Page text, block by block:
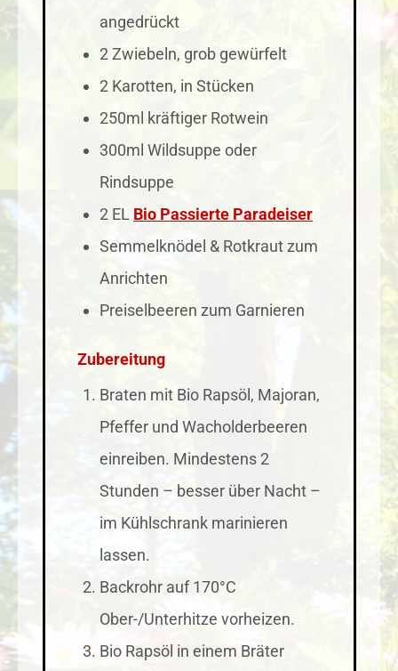
angedrückt
2 Zwiebeln, grob gewürfelt
2 Karotten, in Stücken
250ml kräftiger Rotwein
300ml Wildsuppe oder
Rindsuppe
2 EL Bio Passierte Paradeiser
Semmelknödel & Rotkraut zum
Anrichten
Preiselbeeren zum Garnieren
Zubereitung
Braten mit Bio Rapsöl, Majoran,
Pfeffer und Wacholderbeeren
einreiben. Mindestens 2
Stunden – besser über Nacht –
im Kühlschrank marinieren
lassen.
Backrohr auf 170°C
Ober-/Unterhitze vorheizen.
Bio Rapsöl in einem Bräter